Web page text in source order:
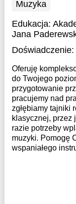
Muzyka
Edukacja:
Jana
Doświadczenie:
Oferuję
do Twojego
przygotowanie
pracujemy nad
zgłębiamy tajniki
klasycznej, przez
razie potrzeby
muzyki. Pomogę
wspaniałego